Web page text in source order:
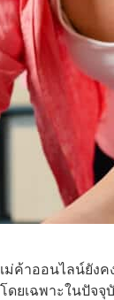
าออนไลน์ยัง
ดยเฉพาะใน